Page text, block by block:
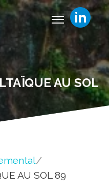
AU SOL
/
AU SOL 89